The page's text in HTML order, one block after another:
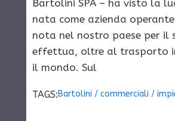
Bartolini SPA – ha visto la
nata come azienda
nota nel nostro paese per il
effettua, oltre al trasporto
il mondo. Sul
TAGS:Bartolini / commerciali /